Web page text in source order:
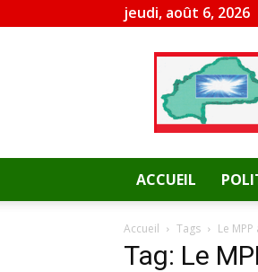
jeudi, août 6, 2026
ACCUEIL
Accueil Tags Le
Tag: Le